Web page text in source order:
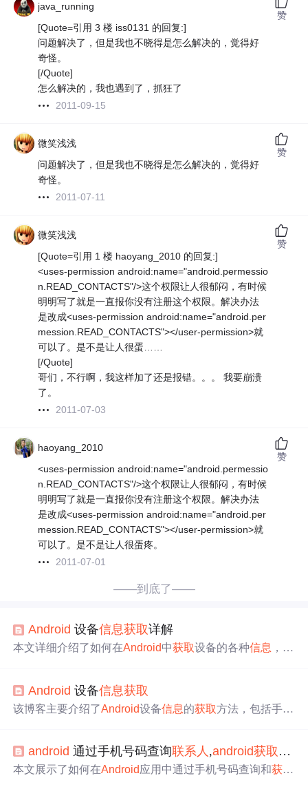
java_running
[Quote=引用 3 楼 iss0131 的回复:]
问题解决了，但是我也不晓得是怎么解决的，觉得好
奇怪。
[/Quote]
怎么解决的，我也遇到了，抓狂了
2011-09-15
赞
微笑浅浅
问题解决了，但是我也不晓得是怎么解决的，觉得好
奇怪。
2011-07-11
赞
微笑浅浅
[Quote=引用 1 楼 haoyang_2010 的回复:]
<uses-permission android:name="android.permessio
n.READ_CONTACTS"/>这个权限让人很郁闷，有时候
明明写了就是一直报你没有注册这个权限。解决办法
是改成<uses-permission android:name="android.per
mession.READ_CONTACTS"></user-permission>就
可以了。是不是让人很蛋……
[/Quote]
哥们，不行啊，我这样加了还是报错。。。 我要崩溃
了。
2011-07-03
赞
haoyang_2010
<uses-permission android:name="android.permessio
n.READ_CONTACTS"/>这个权限让人很郁闷，有时候
明明写了就是一直报你没有注册这个权限。解决办法
是改成<uses-permission android:name="android.per
mession.READ_CONTACTS"></user-permission>就
可以了。是不是让人很蛋疼。
2011-07-01
赞
——到底了——
Android 设备信息获取详解
本文详细介绍了如何在Android中获取设备的各种信息 ，包
外，还提供了两个实用工具类DeviceInfoUtils和SDCardUtil
s，方便开发者轻松获取和管理设备存储信息。
Android 设备信息获取
该博客主要介绍了Android设备信息的获取方法，包括手机
权限，如获取手机状态权限，之后代码要动态申请权限，
同时给出了封装的DeviceInfoUtils类。
android 通过手机号码查询联系人 ,android获取 手机
本文展示了如何在Android应用中通过手机号码查询和获取